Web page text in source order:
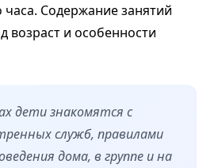
часа. Содержание занятий
возраст и особенности
дети знакомятся с
служб, правилами
дома, в группе и на